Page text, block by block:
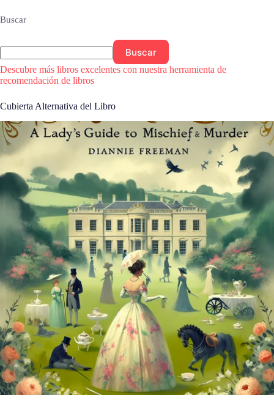
Buscar
Buscar
Descubre más libros excelentes con nuestra herramienta de
recomendación de libros
Cubierta Alternativa del Libro